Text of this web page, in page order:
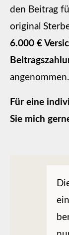
den Beitrag
original
6.000 €
angenommen.
Für eine
Sie mich